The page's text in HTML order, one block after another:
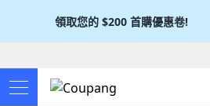
領取您的 $200 首購優惠卷!